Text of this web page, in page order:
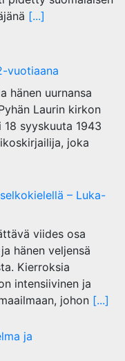
[...]
vuotiaana
hänen uurnansa
Laurin kirkon
syyskuuta 1943
joka
– Luka-
viides osa
hänen veljensä
Kierroksia
intensiivinen ja
johon [...]
ja